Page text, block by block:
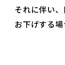
それに伴い
お下げする場